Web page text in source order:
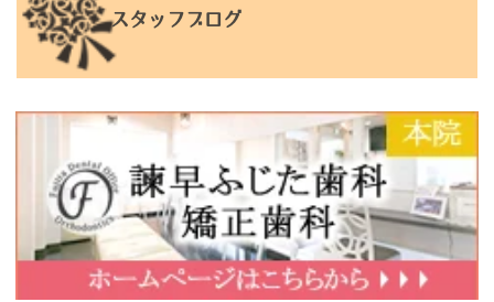
スタッフブログ